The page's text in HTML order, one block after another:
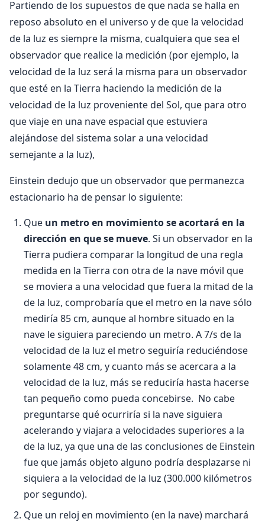
Partiendo de los supuestos de que nada se halla en
reposo absoluto en el universo y de que la velocidad
de la luz es siempre la misma, cualquiera que sea el
observador que realice la medición (por ejemplo, la
velocidad de la luz será la misma para un observador
que esté en la Tierra haciendo la medición de la
velocidad de la luz proveniente del Sol, que para otro
que viaje en una nave espacial que estuviera
alejándose del sistema solar a una velocidad
semejante a la luz),
Einstein dedujo que un observador que permanezca
estacionario ha de pensar lo siguiente:
Que un metro en movimiento se acortará en la
dirección en que se mueve. Si un observador en la
Tierra pudiera comparar la longitud de una re­gla
medida en la Tierra con otra de la nave móvil que
se moviera a una velocidad que fuera la mi­tad de la
de la luz, comprobaría que el metro en la nave sólo
mediría 85 cm, aunque al hombre situa­do en la
nave le siguiera pareciendo un metro. A 7/s de la
velocidad de la luz el metro seguiría redu­ciéndose
solamente 48 cm, y cuanto más se acercara a la
velocidad de la luz, más se reduciría has­ta hacerse
tan pequeño como pueda concebirse. No cabe
preguntarse qué ocurriría si la nave si­guiera
acelerando y viajara a velocidades superio­res a la
de la luz, ya que una de las conclusiones de Einstein
fue que jamás objeto alguno podría desplazarse ni
siquiera a la velocidad de la luz (300.000 kilómetros
por segundo).
Que un reloj en movimiento (en la nave) marchará